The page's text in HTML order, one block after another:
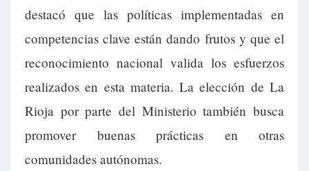
destacó que las políticas implementadas en
competencias clave están dando frutos y que el
reconocimiento nacional valida los esfuerzos
realizados en esta materia. La elección de La
Rioja por parte del Ministerio también busca
promover buenas prácticas en otras
comunidades autónomas.